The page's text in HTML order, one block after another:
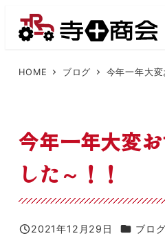
HOME ブログ 今年一年大変
今年一年大変
した～！！
投稿日
2021年12月29日 カテゴリー
ブログ